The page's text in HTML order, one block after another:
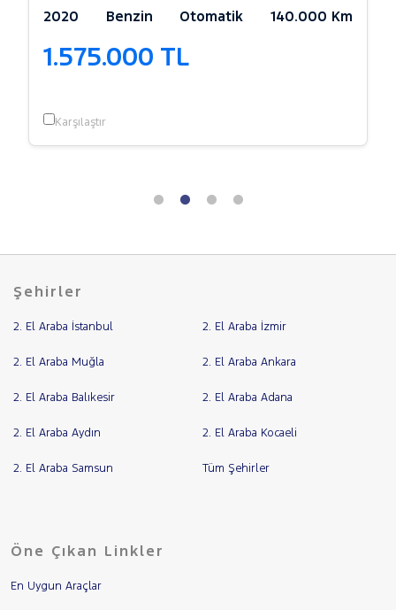
2020 Benzin Otomatik 140.000 Km
1.575.000 TL
Karşılaştır
Şehirler
2. El Araba İstanbul 2. El Araba İzmir
2. El Araba Muğla 2. El Araba Ankara
2. El Araba Balıkesir 2. El Araba Adana
2. El Araba Aydın 2. El Araba Kocaeli
2. El Araba Samsun Tüm Şehirler
Öne Çıkan Linkler
En Uygun Araçlar